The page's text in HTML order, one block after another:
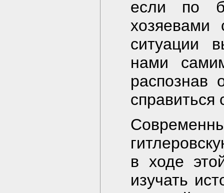
если по
хозяевами
ситуации
нами
распознав
справиться
в ходе
изучать